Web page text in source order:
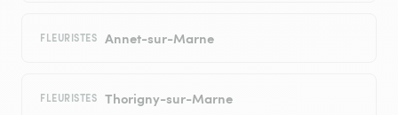
FLEURISTES Annet-sur-Marne
FLEURISTES Thorigny-sur-Marne